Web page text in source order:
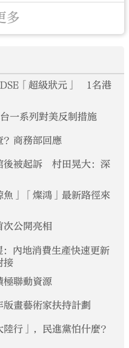
多
DSE「超級狀元」 1名港
一系列對美反制措施
？商務部回應
後被起訴 村田晃大：深
」「燦鴻」最新路徑來
次公開亮相
：內地消費生產快速更新
接
聯動資源
畫藝術家扶持計劃
行」，民進黨怕什麼？